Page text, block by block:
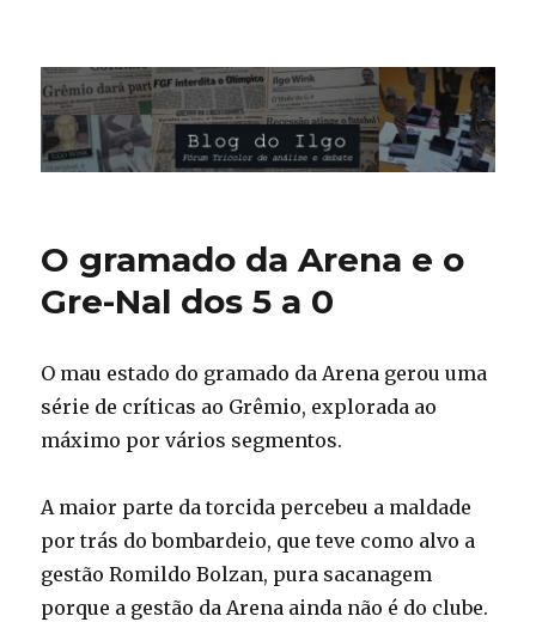
Blog do Ilgo Wink
O gramado da Arena e o
Gre-Nal dos 5 a 0
O mau estado do gramado da Arena gerou uma
série de críticas ao Grêmio, explorada ao
máximo por vários segmentos.
A maior parte da torcida percebeu a maldade
por trás do bombardeio, que teve como alvo a
gestão Romildo Bolzan, pura sacanagem
porque a gestão da Arena ainda não é do clube.